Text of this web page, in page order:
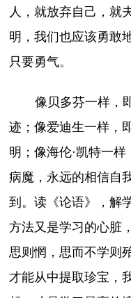
人，就放弃自己，就
明，我们也应该勇敢
只要勇气。
像贝多芬一样，
迹；像爱迪生一样，
明；像海伦·凯特一
病魔，永远的相信自
到。读《论语》，解
方法又是学习的心脏
思则惘，思而不学则
才能从中提取珍宝，